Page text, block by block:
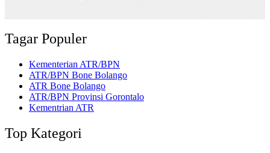
Tagar Populer
Kementerian ATR/BPN
ATR/BPN Bone Bolango
ATR Bone Bolango
ATR/BPN Provinsi Gorontalo
Kementrian ATR
Top Kategori